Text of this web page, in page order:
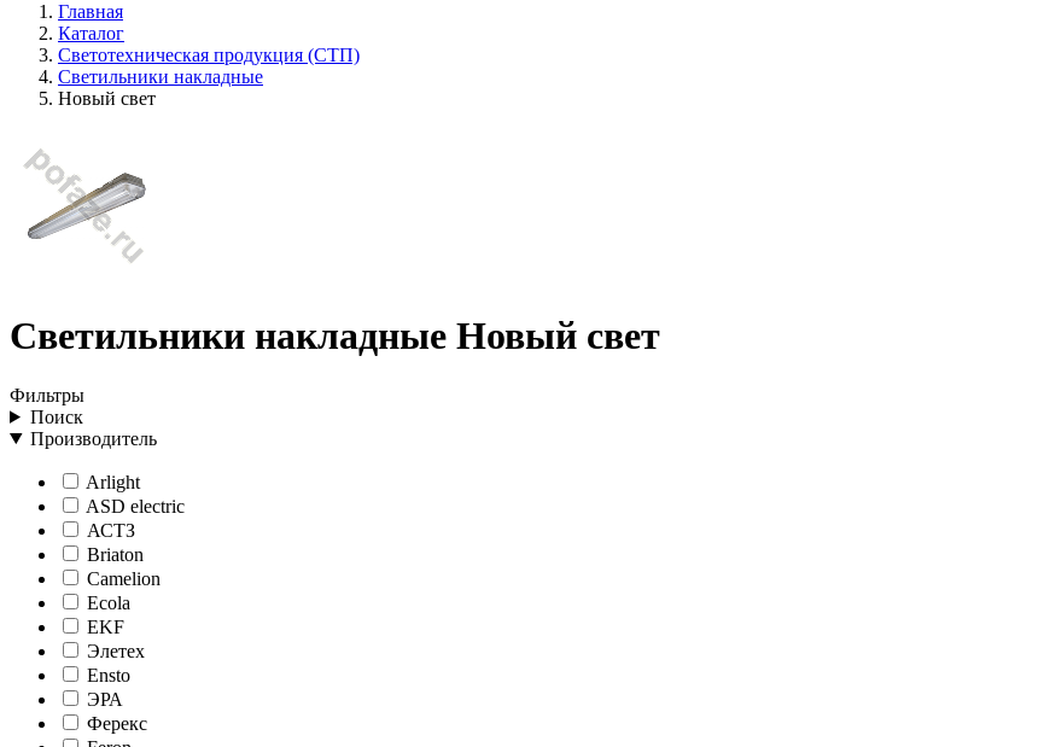
Главная
Каталог
Светотехническая продукция (СТП)
Светильники накладные
Новый свет
Светильники накладные Новый свет
Фильтры
Поиск
Производитель
Arlight
ASD electric
АСТЗ
Briaton
Camelion
Ecola
EKF
Элетех
Ensto
ЭРА
Ферекс